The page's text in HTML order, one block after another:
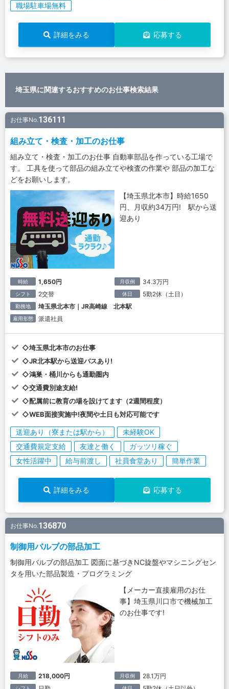
職場駐車場無料
詳細をみる 応募する
埼玉県に関連するおすすめのお仕事検索結果
お仕事No.136111
組み立て・検査・加工のお仕事
組み立て・検査・加工のお仕事 自動車部品を作っている工場で
す。 工具を使って部品の組み立てや検査の作業や 部品の加工な
どをお願いします。
【埼玉県北本市】時給1650
円、月収約34万円! 駅から送
迎あり
時給 1,650円 月収例 34.3万円
シフト 2交替 休日 5勤2休（土日）
勤務地 埼玉県北本市｜JR高崎線 北本駅
雇用形態 派遣社員
◇埼玉県北本市のお仕事
◇JR北本駅から送迎バスあり!
◇鴻巣・桶川からも通勤圏内
◇交通費別途支給!
◇配属前に教育の場を設けてます（2週間程度）
◇WEB面接実施中!夜間や土日も対応可能です
送迎あり（寮または駅から）
未経験OK
交通費規定支給
友達と働く
ガッツリ稼ぐ
女性活躍中
給与前渡し 社員食堂あり 簡単作業
詳細をみる 応募する
お仕事No.136870
制御用バルブの部品加工
制御用バルブの部品加工 図面に基づきNC旋盤やマシニングセン
タを用いた部品製造・プログラミング
【メーカー直接雇用のお仕
事】埼玉県川口市で機械加工
のお仕事です!
月給 218,000円 月収例 28.1万円